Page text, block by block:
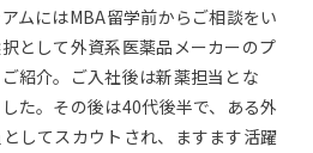
ムにはMBA留学前からご相談をい
として外資系医薬品メーカーのプ
紹介。ご入社後は新薬担当とな
た。その後は40代後半で、ある外
してスカウトされ、ますます活躍